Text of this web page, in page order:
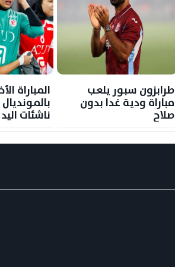
طرابزون سبور يلعب
مباراة ودية غدا بدون
صلاح
المباراة
ناشئات